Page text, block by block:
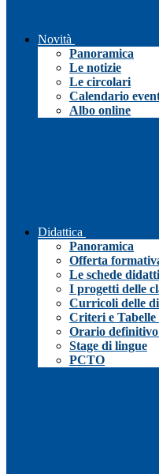
Novità
Panoramica
Le notizie
Le circolari
Calendario
Albo online
Didattica
Panoramica
Offerta
Le schede
I progetti delle
Curricoli delle
Criteri e
Orario definitivo
Stage di lingue
PCTO